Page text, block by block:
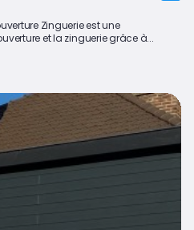
Zinguerie est une
et la zinguerie grâce à...